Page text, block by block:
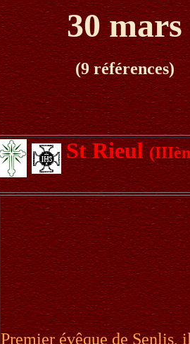
30 mars
(9 références)
St Rieul
Premier évêque de Senlis,